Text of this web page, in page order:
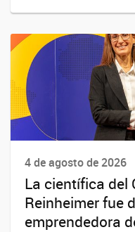
4 de agosto de 2026
La científica del
Reinheimer fue
emprendedora